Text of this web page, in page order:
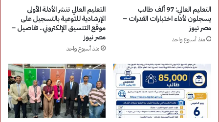
التعليم العالي: 97 ألف طالب
يسجلون لأداء اختبارات القدرات –
مصر نيوز
منذ أسبوع واحد
التعليم العالي تنشر الأدلة الأولى
الإرشادية للتوعية بالتسجيل على
موقع التنسيق الإلكتروني.. تفاصيل –
مصر نيوز
منذ أسبوع واحد